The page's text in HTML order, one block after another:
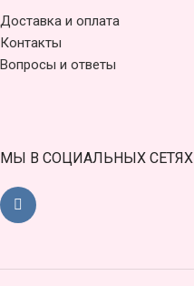
Доставка и оплата
Контакты
Вопросы и ответы
МЫ В СОЦИАЛЬНЫХ СЕТЯХ